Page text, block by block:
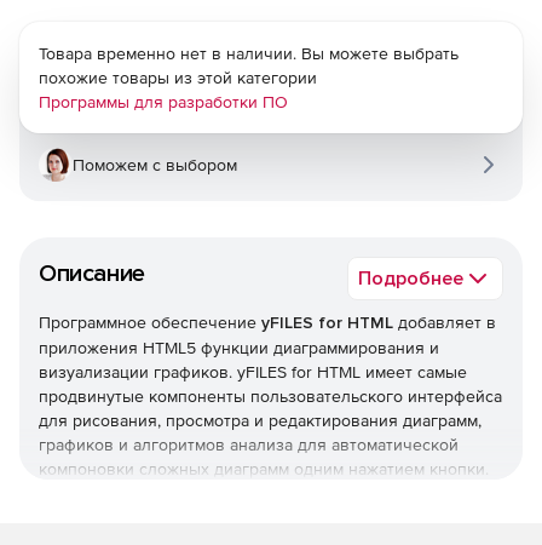
Описание Подробнее
Программное обеспечение yFILES for HTML добавляет в
приложения HTML5 функции диаграммирования и
визуализации графиков. yFILES for HTML имеет самые
продвинутые компоненты пользовательского интерфейса
для рисования, просмотра и редактирования диаграмм,
графиков и алгоритмов анализа для автоматической
компоновки сложных диаграмм одним нажатием кнопки.
Товара временно нет в наличии. Вы можете выбрать
похожие товары из этой категории
Программы для разработки ПО
Поможем с выбором